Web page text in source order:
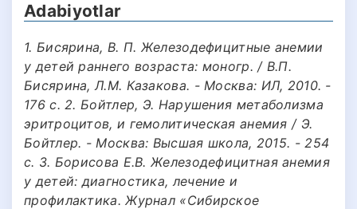
Adabiyotlar
1. Бисярина, В. П. Железодефицитные анемии
у детей раннего возраста: моногр. / В.П.
Бисярина, Л.М. Казакова. - Москва: ИЛ, 2010. -
176 c. 2. Бойтлер, Э. Нарушения метаболизма
эритроцитов, и гемолитическая анемия / Э.
Бойтлер. - Москва: Высшая школа, 2015. - 254
c. 3. Борисова Е.В. Железодефицитная анемия
у детей: диагностика, лечение и
профилактика. Журнал «Сибирское